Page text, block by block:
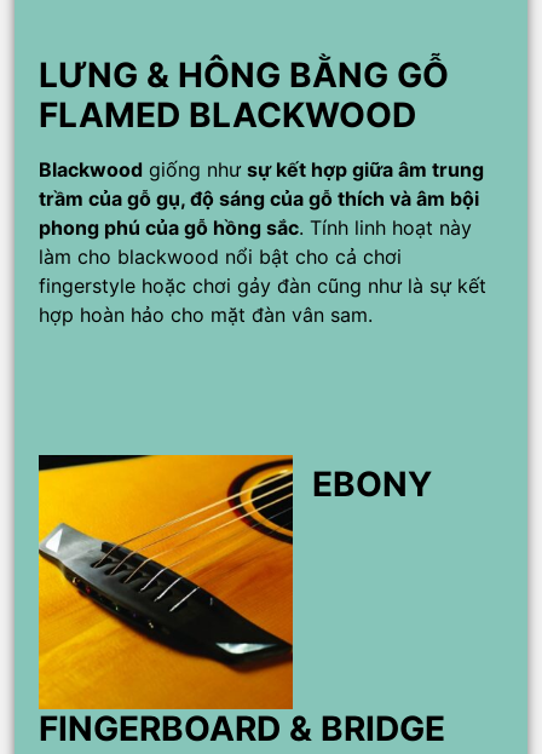
LƯNG & HÔNG BẰNG GỖ
FLAMED BLACKWOOD
Blackwood giống như sự kết hợp giữa âm trung
trầm của gỗ gụ, độ sáng của gỗ thích và âm bội
phong phú của gỗ hồng sắc. Tính linh hoạt này
làm cho blackwood nổi bật cho cả chơi
fingerstyle hoặc chơi gảy đàn cũng như là sự kết
hợp hoàn hảo cho mặt đàn vân sam.
EBONY
FINGERBOARD & BRIDGE